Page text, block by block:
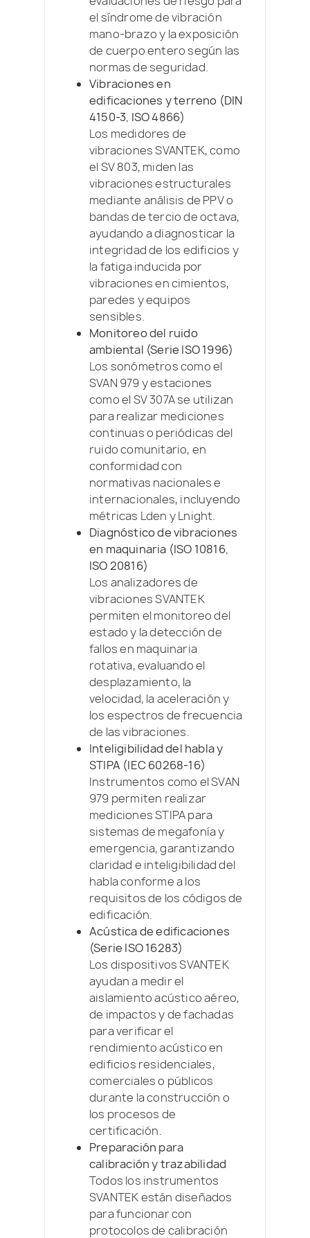
el síndrome de vibración
mano-brazo y la exposición
de cuerpo entero según las
normas de seguridad.
Vibraciones en
edificaciones y terreno (DIN
4150-3, ISO 4866)
Los medidores de
vibraciones SVANTEK, como
el SV 803, miden las
vibraciones estructurales
mediante análisis de PPV o
bandas de tercio de octava,
ayudando a diagnosticar la
integridad de los edificios y
la fatiga inducida por
vibraciones en cimientos,
paredes y equipos
sensibles.
Monitoreo del ruido
ambiental (Serie ISO 1996)
Los sonómetros como el
SVAN 979 y estaciones
como el SV 307A se utilizan
para realizar mediciones
continuas o periódicas del
ruido comunitario, en
conformidad con
normativas nacionales e
internacionales, incluyendo
métricas Lden y Lnight.
Diagnóstico de vibraciones
en maquinaria (ISO 10816,
ISO 20816)
Los analizadores de
vibraciones SVANTEK
permiten el monitoreo del
estado y la detección de
fallos en maquinaria
rotativa, evaluando el
desplazamiento, la
velocidad, la aceleración y
los espectros de frecuencia
de las vibraciones.
Inteligibilidad del habla y
STIPA (IEC 60268-16)
Instrumentos como el SVAN
979 permiten realizar
mediciones STIPA para
sistemas de megafonía y
emergencia, garantizando
claridad e inteligibilidad del
habla conforme a los
requisitos de los códigos de
edificación.
Acústica de edificaciones
(Serie ISO 16283)
Los dispositivos SVANTEK
ayudan a medir el
aislamiento acústico aéreo,
de impactos y de fachadas
para verificar el
rendimiento acústico en
edificios residenciales,
comerciales o públicos
durante la construcción o
los procesos de
certificación.
Preparación para
calibración y trazabilidad
Todos los instrumentos
SVANTEK están diseñados
para funcionar con
protocolos de calibración